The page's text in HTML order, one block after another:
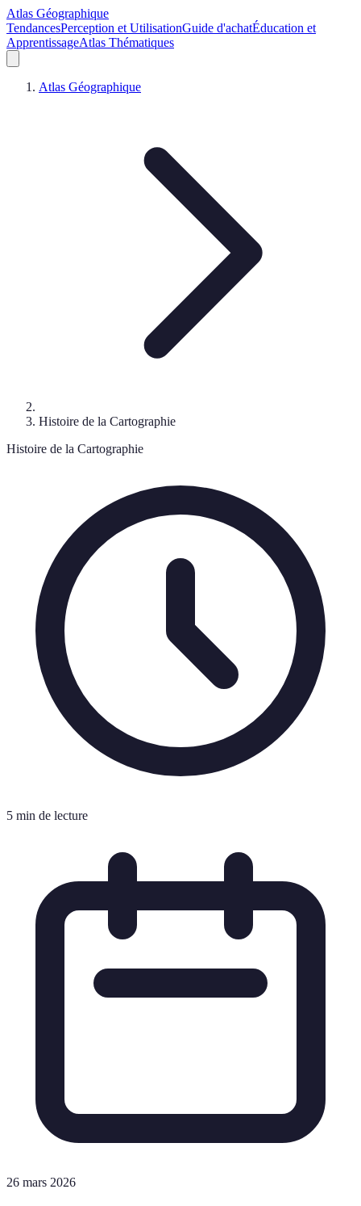
Atlas Géographique
TendancesPerception et UtilisationGuide d'achatÉducation et
ApprentissageAtlas Thématiques
Atlas Géographique
Histoire de la Cartographie
Histoire de la Cartographie
5 min de lecture
26 mars 2026